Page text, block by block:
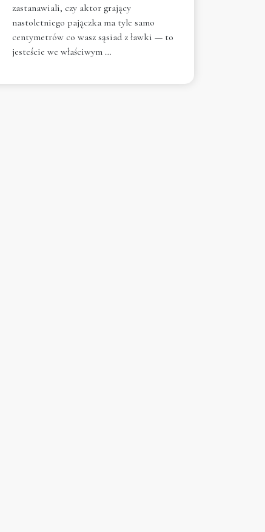
zastanawiali, czy aktor grający
nastoletniego pajączka ma tyle samo
centymetrów co wasz sąsiad z ławki — to
jesteście we właściwym …